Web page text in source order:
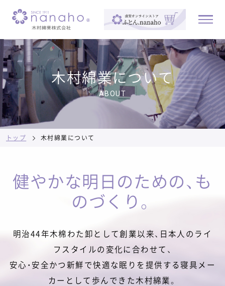
木村綿業について
ABOUT
トップ 木村綿業について
健やかな明日のための、も
のづくり。
明治44年木棉わた卸として創業以来、日本人のライ
フスタイルの変化に合わせて、
安心・安全かつ新鮮で快適な眠りを提供する寝具メー
カーとして歩んできた木村綿業。